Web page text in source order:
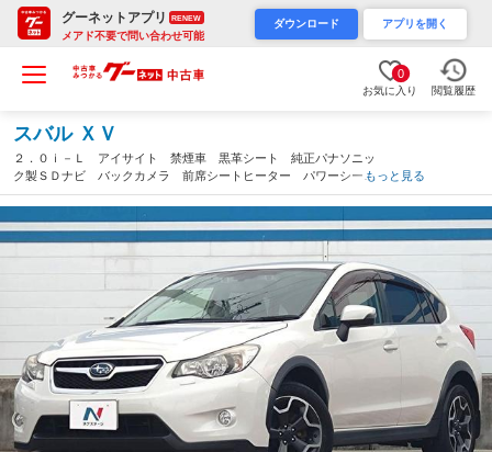
グーネットアプリ RENEW
メアド不要で問い合わせ可能
ダウンロード アプリを開く
0
お気に入り 閲覧履歴
スバル ＸＶ
２．０ｉ－Ｌ アイサイト 禁煙車 黒革シート 純正パナソニッ
ク製ＳＤナビ バックカメラ 前席シートヒーター パワーシー
ト スマートキー ＨＩＤヘッド ＥＴＣ 純正１７インチアル
ミ 左右独立温度調整エアコン アルミペダル（愛知県）
もっと見る